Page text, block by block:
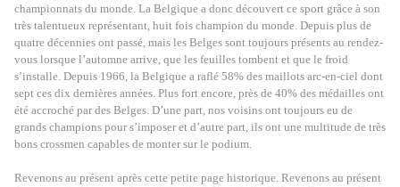
championnats du monde. La Belgique a donc découvert ce sport grâce à son
très talentueux représentant, huit fois champion du monde. Depuis plus de
quatre décennies ont passé, mais les Belges sont toujours présents au rendez-
vous lorsque l’automne arrive, que les feuilles tombent et que le froid
s’installe. Depuis 1966, la Belgique a raflé 58% des maillots arc-en-ciel dont
sept ces dix dernières années. Plus fort encore, près de 40% des médailles ont
été accroché par des Belges. D’une part, nos voisins ont toujours eu de
grands champions pour s’imposer et d’autre part, ils ont une multitude de très
bons crossmen capables de monter sur le podium.
Revenons au présent après cette petite page historique. Revenons au présent